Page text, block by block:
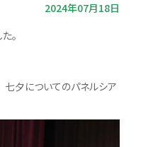
2024年07月18日
。
夕についてのパネルシア